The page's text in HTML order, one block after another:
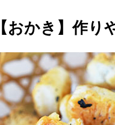
【おかき】作り